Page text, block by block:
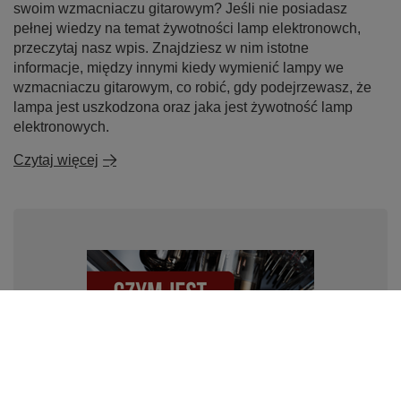
swoim wzmacniaczu gitarowym? Jeśli nie posiadasz
pełnej wiedzy na temat żywotności lamp elektronowch,
przeczytaj nasz wpis. Znajdziesz w nim istotne
informacje, między innymi kiedy wymienić lampy we
wzmacniaczu gitarowym, co robić, gdy podejrzewasz, że
lampa jest uszkodzona oraz jaka jest żywotność lamp
elektronowych.
Czytaj więcej